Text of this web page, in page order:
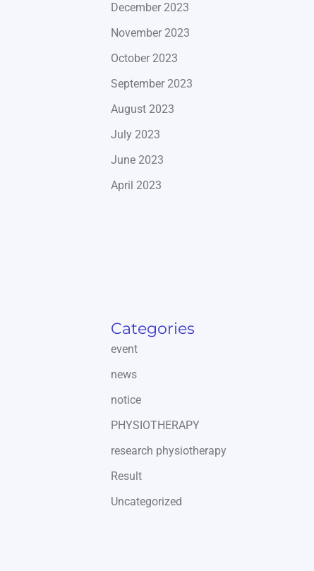
December 2023
November 2023
October 2023
September 2023
August 2023
July 2023
June 2023
April 2023
Categories
event
news
notice
PHYSIOTHERAPY
research physiotherapy
Result
Uncategorized